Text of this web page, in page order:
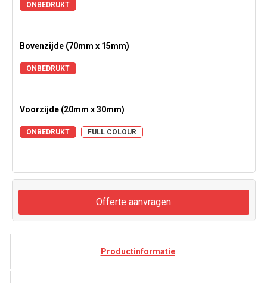
ONBEDRUKT
Bovenzijde (70mm x 15mm)
ONBEDRUKT
Voorzijde (20mm x 30mm)
ONBEDRUKT FULL COLOUR
Offerte aanvragen
Productinformatie